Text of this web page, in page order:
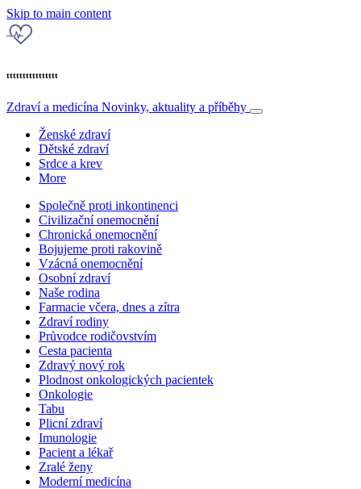
Skip to main content
tttttttttttttttt
Zdraví a medicína Novinky, aktuality a příběhy
Ženské zdraví
Dětské zdraví
Srdce a krev
More
Společně proti inkontinenci
Civilizační onemocnění
Chronická onemocnění
Bojujeme proti rakovině
Vzácná onemocnění
Osobní zdraví
Naše rodina
Farmacie včera, dnes a zítra
Zdraví rodiny
Průvodce rodičovstvím
Cesta pacienta
Zdravý nový rok
Plodnost onkologických pacientek
Onkologie
Tabu
Plicní zdraví
Imunologie
Pacient a lékař
Zralé ženy
Moderní medicína